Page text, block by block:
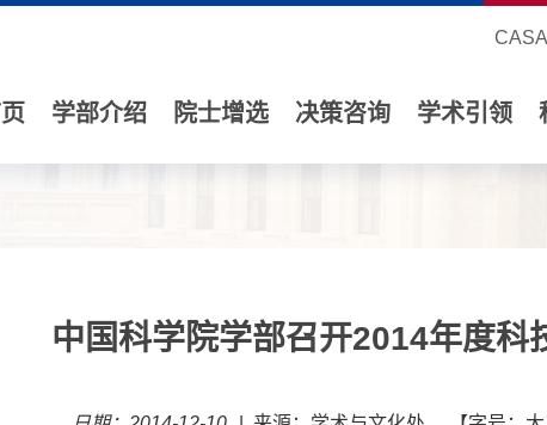
学部介绍 院士增选 决策咨询 学术引领
中国科学院学部召开2014年度科